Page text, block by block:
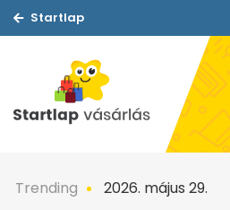
Startlap
Trending 2026. május 29.